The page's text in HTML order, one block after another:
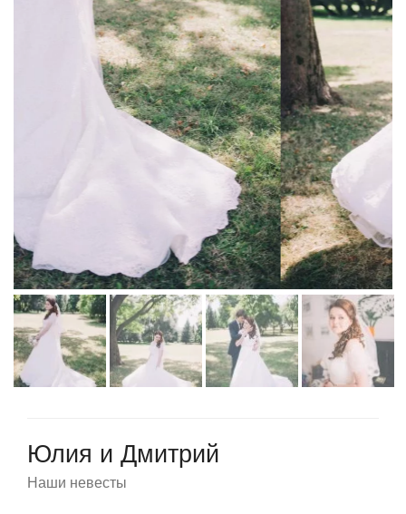
BELFASO
Юлия и Дмитрий
Наши невесты